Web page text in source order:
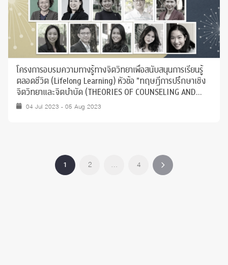
โครงการอบรมความทางรู้ทางจิตวิทยาเพื่อสนับสนุนการเรียนรู้
ตลอดชีวิต (Lifelong Learning) หัวข้อ "ทฤษฎีการปรึกษาเชิง
จิตวิทยาและจิตบำบัด (THEORIES OF COUNSELING AND
PSYCHOTHERAPY)"
04 Jul 2023 - 05 Aug 2023
1 2 … 4